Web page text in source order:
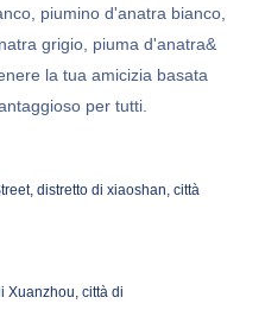
piumino d'anatra bianco,
grigio, piuma d'anatra&
la tua amicizia basata
per tutti.
distretto di xiaoshan, città
Xuanzhou, città di